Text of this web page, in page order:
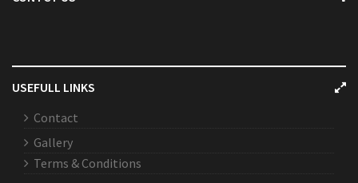
USEFULL LINKS
Contact
Gallery
Terms & Conditions